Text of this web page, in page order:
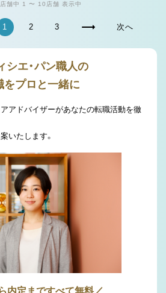
舗中 1 〜 10店舗 表示中
1 2 3 次へ
シエ・パン職人の
をプロと一緒に
アドバイザーがあなたの転職活動を徹
いたします。
内定まですべて無料／